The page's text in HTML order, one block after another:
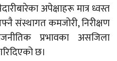
अपेक्षाहरू मात्र ध्वस्त
संस्थागत कमजोरी, निरीक्षण
प्रभावका असजिला
छ।